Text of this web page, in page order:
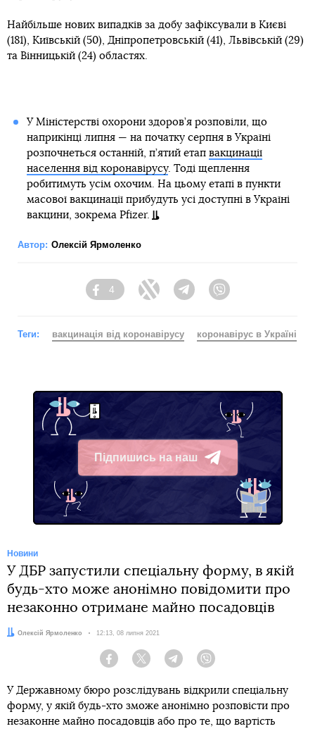
Найбільше нових випадків за добу зафіксували в Києві
(181), Київській (50), Дніпропетровській (41), Львівській (29)
та Вінницькій (24) областях.
У Міністерстві охорони здоров’я розповіли, що
наприкінці липня — на початку серпня в Україні
розпочнеться останній, п’ятий етап вакцинації
населення від коронавірусу. Тоді щеплення
робитимуть усім охочим. На цьому етапі в пункти
масової вакцинації прибудуть усі доступні в Україні
вакцини, зокрема Pfizer.
Автор: Олексій Ярмоленко
Facebook
4
Twitter TelegramViber
Теги: вакцинація від коронавірусу коронавірус в Україні
Підпишись на наш
Telegram
Новини
У ДБР запустили спеціальну форму, в якій
будь-хто може анонімно повідомити про
незаконно отримане майно посадовців
Автор:
Олексій Ярмоленко Дата:
12:13, 08 липня 2021
Facebook Twitter Telegram
У Державному бюро розслідувань відкрили спеціальну
форму, у якій будь-хто зможе анонімно розповісти про
незаконне майно посадовців або про те, що вартість